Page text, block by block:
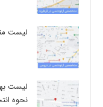
لیست
لیست
نحوه